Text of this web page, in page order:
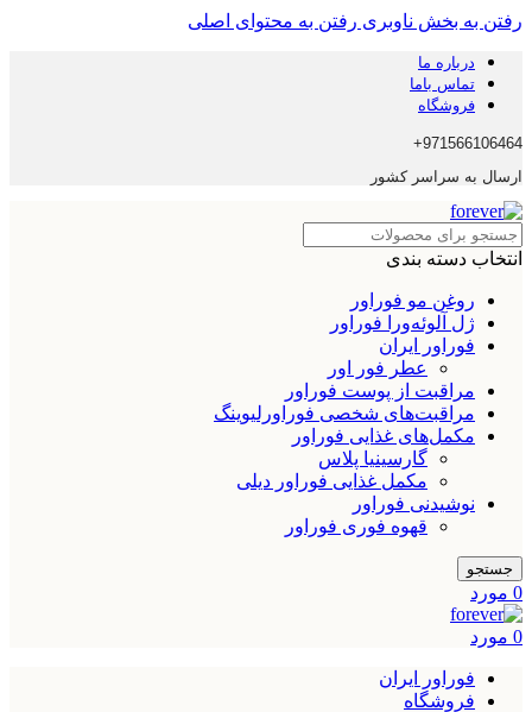
رفتن به بخش ناوبری رفتن به محتوای اصلی
درباره ما
تماس باما
فروشگاه
971566106464+
ارسال به سراسر کشور
انتخاب دسته بندی
روغن مو فوراور
ژل آلوئه‌ورا فوراور
فوراور ایران
عطر فور اور
مراقبت از پوست فوراور
مراقبت‌های شخصی فوراورلیوینگ
مکمل‌های غذایی فوراور
گارسینیا پلاس
مکمل غذایی فوراور دیلی
نوشیدنی فوراور
قهوه فوری فوراور
جستجو
0 مورد
0 مورد
فوراور ایران
فروشگاه